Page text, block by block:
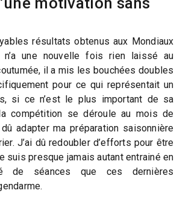
résultats obtenus aux Mondiaux
n’a une nouvelle fois rien laissé au
il a mis les bouchées doubles
pour ce qui représentait un
si ce n’est le plus important de sa
la compétition se déroule au mois de
adapter ma préparation saisonnière
J’ai dû redoubler d’efforts pour être
suis presque jamais autant entrainé en
de séances que ces dernières